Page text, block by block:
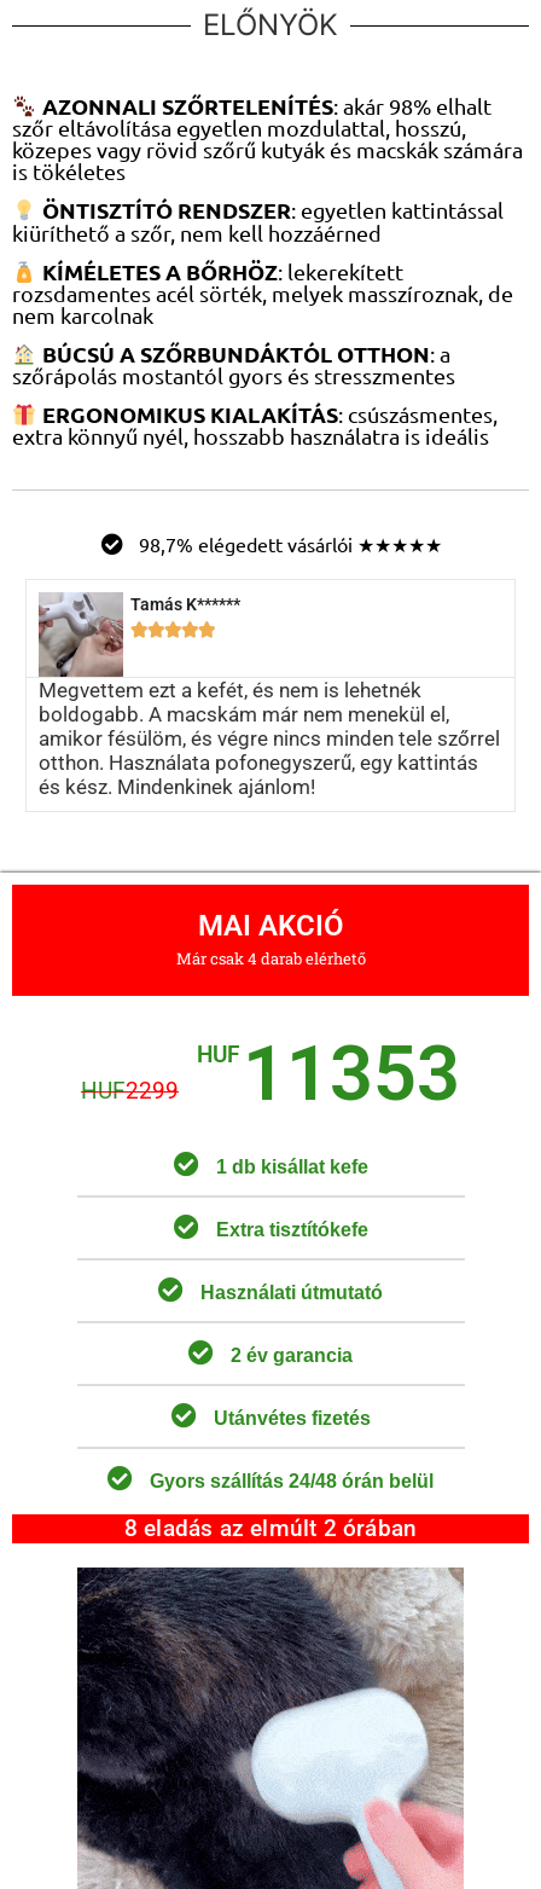
ELŐNYÖK
AZONNALI SZŐRTELENÍTÉS: akár 98% elhalt
szőr eltávolítása egyetlen mozdulattal, hosszú,
közepes vagy rövid szőrű kutyák és macskák számára
is tökéletes
ÖNTISZTÍTÓ RENDSZER: egyetlen kattintással
kiüríthető a szőr, nem kell hozzáérned
KÍMÉLETES A BŐRHÖZ: lekerekített
rozsdamentes acél sörték, melyek masszíroznak, de
nem karcolnak
BÚCSÚ A SZŐRBUNDÁKTÓL OTTHON: a
szőrápolás mostantól gyors és stresszmentes
ERGONOMIKUS KIALAKÍTÁS: csúszásmentes,
extra könnyű nyél, hosszabb használatra is ideális
98,7% elégedett vásárlói ★★★★★
Tamás K******

Megvettem ezt a kefét, és nem is lehetnék
boldogabb. A macskám már nem menekül el,
amikor fésülöm, és végre nincs minden tele szőrrel
otthon. Használata pofonegyszerű, egy kattintás
és kész. Mindenkinek ajánlom!
MAI AKCIÓ
Már csak 4 darab elérhető
HUF2299
HUF 11353
1 db kisállat kefe
Extra tisztítókefe
Használati útmutató
2 év garancia
Utánvétes fizetés
Gyors szállítás 24/48 órán belül
8 eladás az elmúlt 2 órában